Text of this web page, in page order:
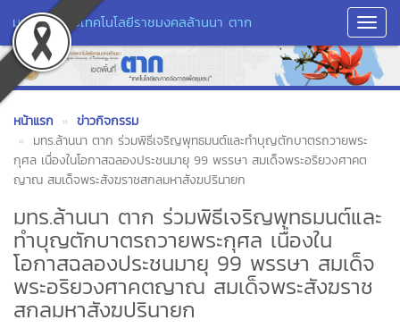
มหาวิทยาลัยเทคโนโลยีราชมงคลล้านนา ตาก
หน้าแรก
ข่าวกิจกรรม
มทร.ล้านนา ตาก ร่วมพิธีเจริญพุทธมนต์และทำบุญตักบาตรถวายพระ
กุศล เนื่องในโอกาสฉลองประชนมายุ 99 พรรษา สมเด็จพระอริยวงศาคต
ญาณ สมเด็จพระสังฆราชสกลมหาสังฆปรินายก
มทร.ล้านนา ตาก ร่วมพิธีเจริญพุทธมนต์และ
ทำบุญตักบาตรถวายพระกุศล เนื่องใน
โอกาสฉลองประชนมายุ 99 พรรษา สมเด็จ
พระอริยวงศาคตญาณ สมเด็จพระสังฆราช
สกลมหาสังฆปรินายก